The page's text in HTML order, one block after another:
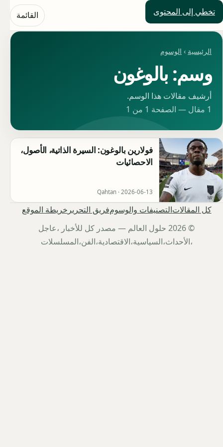
تخطي إلى المحتوى
حلول العالم القائمة
الرئيسية › الوسوم
وسم: بالوغون
أرشيف مقالات هذا الوسم.
1 مقال — الصفحة 1 من 1
فولارين بالوغون: السيرة الذاتية، الأصول،
الاحصائيات
Qahtan · 2026-06-13
كل المقالاتالتصنيفات والوسومفريق التحرير خريطة الموقع
© 2026 حلول العالم — مصدر كل للأخبار ،عاجل
،الأحداث،السياسية،الاقتصادية،الفن،المسلسلات